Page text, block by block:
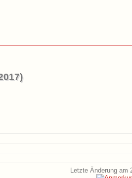
Letzte Änderung am